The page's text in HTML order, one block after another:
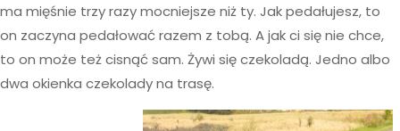
ma mięśnie trzy razy mocniejsze niż ty. Jak pedałujesz, to
on zaczyna pedałować razem z tobą. A jak ci się nie chce,
to on może też cisnąć sam. Żywi się czekoladą. Jedno albo
dwa okienka czekolady na trasę.